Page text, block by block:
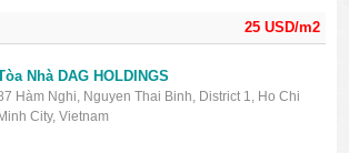
25 USD/m2
Nhà DAG HOLDINGS
Hàm Nghi, Nguyen Thai Binh, District 1, Ho Chi
Minh City, Vietnam